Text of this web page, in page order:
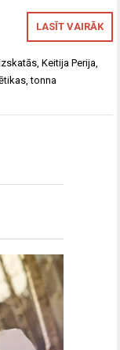
LASĪT VAIRĀK
,Keitija Perija
,tonna